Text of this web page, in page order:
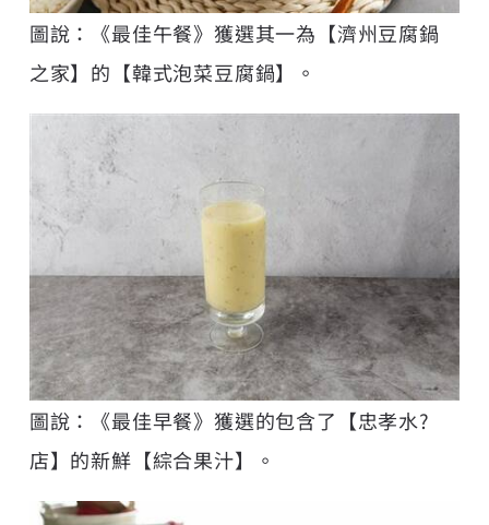
圖說：《最佳午餐》獲選其一為【濟州豆腐鍋
之家】的【韓式泡菜豆腐鍋】。
圖說：《最佳早餐》獲選的包含了【忠孝水?
店】的新鮮【綜合果汁】。